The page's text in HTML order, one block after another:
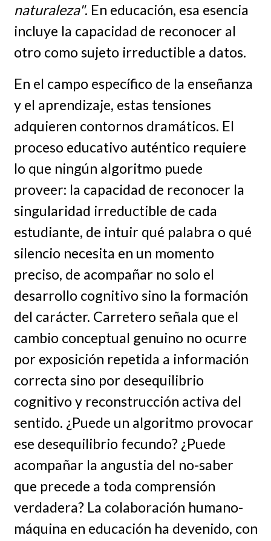
naturaleza". En educación, esa esencia
incluye la capacidad de reconocer al
otro como sujeto irreductible a datos.
En el campo específico de la enseñanza
y el aprendizaje, estas tensiones
adquieren contornos dramáticos. El
proceso educativo auténtico requiere
lo que ningún algoritmo puede
proveer: la capacidad de reconocer la
singularidad irreductible de cada
estudiante, de intuir qué palabra o qué
silencio necesita en un momento
preciso, de acompañar no solo el
desarrollo cognitivo sino la formación
del carácter. Carretero señala que el
cambio conceptual genuino no ocurre
por exposición repetida a información
correcta sino por desequilibrio
cognitivo y reconstrucción activa del
sentido. ¿Puede un algoritmo provocar
ese desequilibrio fecundo? ¿Puede
acompañar la angustia del no-saber
que precede a toda comprensión
verdadera? La colaboración humano-
máquina en educación ha devenido, con